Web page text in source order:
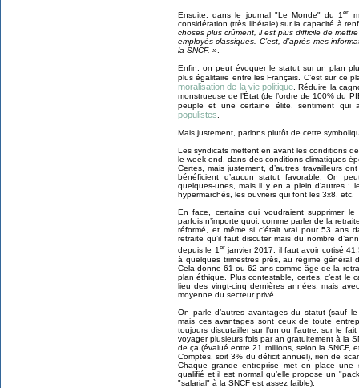
Ensuite, dans le journal "Le Monde" du 1er
considération (très libérale) sur la capacité à
choses plus crûment, il est plus difficile de
employés classiques. C’est, d’après mes
la SNCF. »
Enfin, on peut évoquer le statut sur un plan
plus égalitaire entre les Français. C’est sur ce
moralisation de la vie politique . Réduire la
monstrueuse de l’État (de l’ordre de 100% du
peuple et une certaine élite, sentiment qui
populistes
Mais justement, parlons plutôt de cette
Les syndicats mettent en avant les conditions
le week-end, dans des conditions climatiques
Certes, mais justement, d’autres travailleurs
bénéficient d’aucun statut favorable. On
quelques-unes, mais il y en a plein d’autres :
hypermarchés, les ouvriers qui font les 3x8, etc.
En face, certains qui voudraient supprimer
parfois n’importe quoi, comme parler de la
réformé, et même si c’était vrai pour 53 ans
retraite qu’il faut discuter mais du nombre
depuis le 1er janvier 2017, il faut avoir cotisé
à quelques trimestres près, au régime
Cela donne 61 ou 62 ans comme âge de la
plan éthique. Plus contestable, certes, c’est le
lieu des vingt-cinq dernières années, mais
moyenne du secteur privé.
On parle d’autres avantages du statut (sauf
mais ces avantages sont ceux de toute
toujours discutailler sur l’un ou l’autre, sur le
voyager plusieurs fois par an gratuitement à la
de ça (évalué entre 21 millions, selon la SNCF,
Comptes, soit 3% du déficit annuel), rien de
Chaque grande entreprise met en place
qualifié et il est normal qu’elle propose un
"salarial" à la SNCF est assez faible).